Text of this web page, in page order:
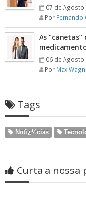
07 de Agosto
Por Fernando
As
06 de Agosto
Por Max
Tags
Notï¿½cias
Curta a nossa